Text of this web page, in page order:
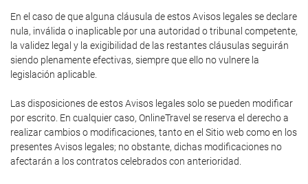
En el caso de que alguna cláusula de estos Avisos legales se declare
nula, inválida o inaplicable por una autoridad o tribunal competente,
la validez legal y la exigibilidad de las restantes cláusulas seguirán
siendo plenamente efectivas, siempre que ello no vulnere la
legislación aplicable.
Las disposiciones de estos Avisos legales solo se pueden modificar
por escrito. En cualquier caso, OnlineTravel se reserva el derecho a
realizar cambios o modificaciones, tanto en el Sitio web como en los
presentes Avisos legales; no obstante, dichas modificaciones no
afectarán a los contratos celebrados con anterioridad.